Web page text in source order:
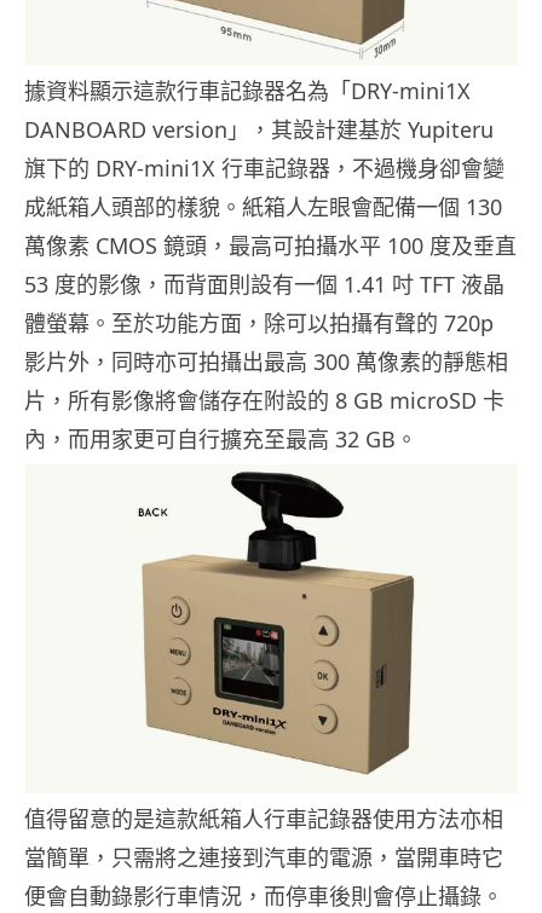
據資料顯示這款行車記錄器名為「DRY-mini1X
DANBOARD version」，其設計建基於 Yupiteru
旗下的 DRY-mini1X 行車記錄器，不過機身卻會變
成紙箱人頭部的樣貌。紙箱人左眼會配備一個 130
萬像素 CMOS 鏡頭，最高可拍攝水平 100 度及垂直
53 度的影像，而背面則設有一個 1.41 吋 TFT 液晶
體螢幕。至於功能方面，除可以拍攝有聲的 720p
影片外，同時亦可拍攝出最高 300 萬像素的靜態相
片，所有影像將會儲存在附設的 8 GB microSD 卡
內，而用家更可自行擴充至最高 32 GB。
值得留意的是這款紙箱人行車記錄器使用方法亦相
當簡單，只需將之連接到汽車的電源，當開車時它
便會自動錄影行車情況，而停車後則會停止攝錄。